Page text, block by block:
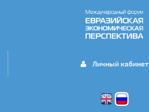
Личный кабинет